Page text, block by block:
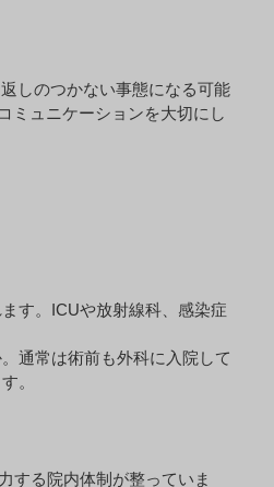
しのつかない事態になる可能
ミュニケーションを大切にし
す。ICUや放射線科、感染症
通常は術前も外科に入院して
。
する院内体制が整っていま